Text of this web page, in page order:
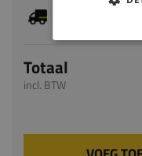
Je hebt
Totaal
incl. BTW